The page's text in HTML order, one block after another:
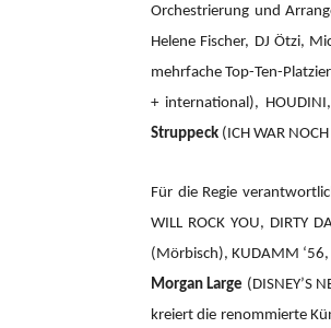
Orchestrierung und
Helene Fischer, DJ Ötzi,
mehrfache Top-Ten-
+ international), HOUDINI,
Struppeck (ICH WAR
Für die Regie
WILL ROCK YOU, DIRTY
(Mörbisch), KUDAMM ‘56,
Morgan Large (DISNEY’S
kreiert die renommierte